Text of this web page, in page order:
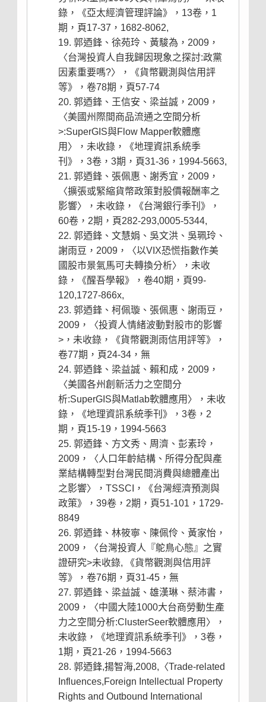
錄，《亞太經濟管理評論》，13卷，1
期，頁17-37，1682-8062,
郭迺鋒、徐苑玲、黃駿為，2009，
〈台灣投資人自我歸因現象之探討:政黨
因素重要嗎?〉，《貨幣觀測與信用評
等》，卷78期，頁57-74
郭迺鋒、王信安、梁益誠，2009，
〈美國州際間商品流通之空間分析
>:SuperGIS與Flow Mapper軟體應
用〉，未收錄，《地理資訊系統季
刊》，3卷，3期，頁31-36，1994-5663,
郭迺鋒、張佩惠、謝秀宜，2009，
〈擴張或緊縮貨幣政策對股價報酬率之
影響〉，未收錄，《台灣銀行季刊》，
60卷，2期，頁282-293,0005-5344,
郭迺鋒、文慧娟、吳文洪、吳珮玲、
謝雨豆，2009，〈以VIX恐慌指數作美
國股市景氣馬可夫轉換分析〉，未收
錄，《醒吾學報》，卷40期，頁99-
120,1727-866x,
郭迺鋒、柯佩璇、張佩惠、謝雨豆，
2009，〈投資人情緒波動對股市的影響
>，未收錄，《貨幣觀測雨信用評等》，
卷77期，頁24-34，無
郭迺鋒、梁益誠、賴和成，2009，
〈美國各州創新活力之空間分
析:SuperGIS與Matlab軟體應用〉，未收
錄，《地理資訊系統季刊》，3卷，2
期，頁15-19，1994-5663
郭迺鋒、方文秀、周濟、彭素玲，
2009，〈人口年齡結構、所得分配與產
業結構轉型對台灣民間消費與總體產出
之影響〉，TSSCI，《台灣經濟預測與
政策》，39卷，2期，頁51-101，1729-
8849
郭迺鋒、林筱寧、陳佩伶、黃家怡，
2009，〈台灣投資人『鴕鳥心態』之實
證研究>未收錄, 《貨幣觀測與信用評
等》，卷76期，頁31-45，無
郭迺鋒、梁益誠、雄漢琳、蔡沛書，
2009，〈中國大陸1000大台商勞動生產
力之空間分析:ClusterSeer軟體應用〉，
未收錄，《地理資訊系統季刊》，3卷，
1期，頁21-26，1994-5663
郭迺鋒,揚智海,2008,〈Trade-related
Influences,Foreign Intellectual Property
Rights and Outbound International